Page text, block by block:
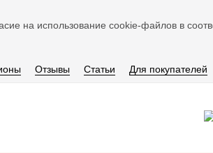
на использование cookie-файлов в
Отзывы Статьи Для покупателей